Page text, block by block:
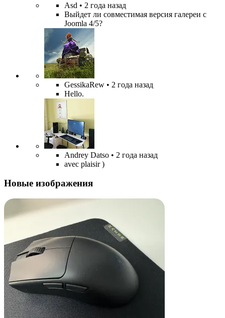
Asd • 2 года назад
Выйдет ли совместимая версия галереи с
Joomla 4/5?
GessikaRew • 2 года назад
Hello.
Andrey Datso • 2 года назад
avec plaisir )
Новые изображения